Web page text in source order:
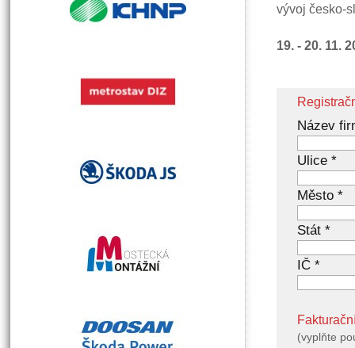
vývoj česko-
19. - 20. 11.
Název
Ulice *
Město *
Stát *
IČ *
(vyplňte